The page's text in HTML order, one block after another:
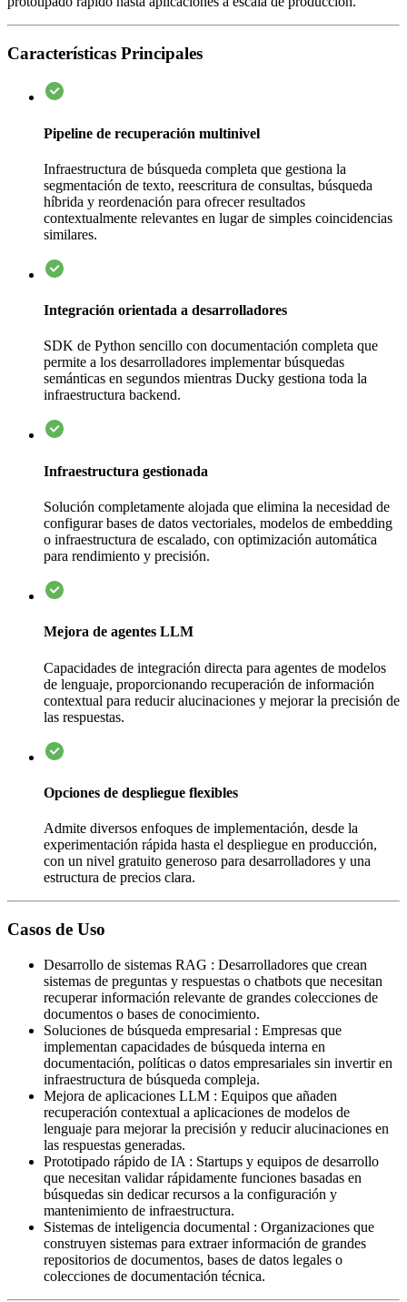
Características Principales
Pipeline de recuperación multinivel
Infraestructura de búsqueda completa que gestiona la
segmentación de texto, reescritura de consultas, búsqueda
híbrida y reordenación para ofrecer resultados
contextualmente relevantes en lugar de simples coincidencias
similares.
Integración orientada a desarrolladores
SDK de Python sencillo con documentación completa que
permite a los desarrolladores implementar búsquedas
semánticas en segundos mientras Ducky gestiona toda la
infraestructura backend.
Infraestructura gestionada
Solución completamente alojada que elimina la necesidad de
configurar bases de datos vectoriales, modelos de embedding
o infraestructura de escalado, con optimización automática
para rendimiento y precisión.
Mejora de agentes LLM
Capacidades de integración directa para agentes de modelos
de lenguaje, proporcionando recuperación de información
contextual para reducir alucinaciones y mejorar la precisión de
las respuestas.
Opciones de despliegue flexibles
Admite diversos enfoques de implementación, desde la
experimentación rápida hasta el despliegue en producción,
con un nivel gratuito generoso para desarrolladores y una
estructura de precios clara.
Casos de Uso
Desarrollo de sistemas RAG : Desarrolladores que crean
sistemas de preguntas y respuestas o chatbots que necesitan
recuperar información relevante de grandes colecciones de
documentos o bases de conocimiento.
Soluciones de búsqueda empresarial : Empresas que
implementan capacidades de búsqueda interna en
documentación, políticas o datos empresariales sin invertir en
infraestructura de búsqueda compleja.
Mejora de aplicaciones LLM : Equipos que añaden
recuperación contextual a aplicaciones de modelos de
lenguaje para mejorar la precisión y reducir alucinaciones en
las respuestas generadas.
Prototipado rápido de IA : Startups y equipos de desarrollo
que necesitan validar rápidamente funciones basadas en
búsquedas sin dedicar recursos a la configuración y
mantenimiento de infraestructura.
Sistemas de inteligencia documental : Organizaciones que
construyen sistemas para extraer información de grandes
repositorios de documentos, bases de datos legales o
colecciones de documentación técnica.